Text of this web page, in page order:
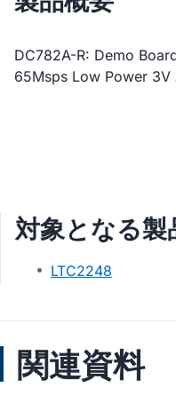
DC782A-R: Demo
65Msps Low Power 3V
対象となる製
LTC2248
関連資料